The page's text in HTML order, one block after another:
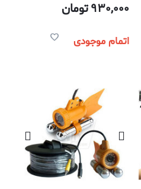
930,000تومان
اتمام موجودی